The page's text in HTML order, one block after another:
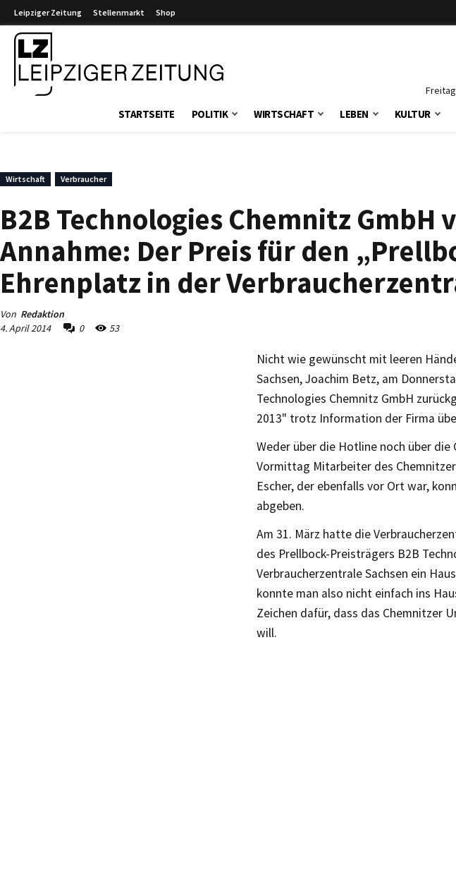
Leipziger Zeitung Stellenmarkt Shop
STARTSEITE POLITIK WIRTSCHAFT LEBEN KULTUR
Wirtschaft Verbraucher
B2B Technologies Chemnitz GmbH
Annahme: Der Preis für den
Ehrenplatz in der
Von Redaktion
4. April 2014
0 53
Nicht wie gewünscht mit leeren
Sachsen, Joachim Betz, am
Technologies Chemnitz GmbH
2013" trotz Information der Firma
Weder über die Hotline noch über
Vormittag Mitarbeiter des
Escher, der ebenfalls vor Ort war,
abgeben.
Am 31. März hatte die
des Prellbock-Preisträgers B2B
Verbraucherzentrale Sachsen ein
konnte man also nicht einfach ins
Zeichen dafür, dass das Chemnitzer
will.